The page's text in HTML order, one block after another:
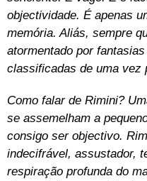
objectividade. É apenas
memória. Aliás, sempre
atormentado por
classificadas de uma vez
Como falar de Rimini?
se assemelham a
consigo ser objectivo.
indecifrável, assustador,
respiração profunda do